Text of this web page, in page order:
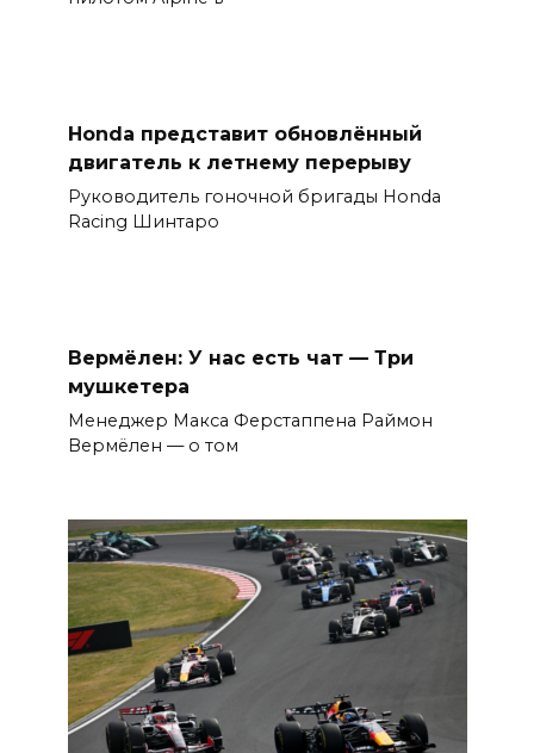
Honda представит обновлённый
двигатель к летнему перерыву
Руководитель гоночной бригады Honda
Racing Шинтаро
Вермёлен: У нас есть чат — Три
мушкетера
Менеджер Макса Ферстаппена Раймон
Вермёлен — о том